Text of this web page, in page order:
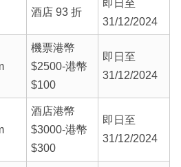
酒店 93 折
即日至
31/12/2024
機票港幣
$2500-港幣
$100
即日至
31/12/2024
酒店港幣
$3000-港幣
$300
即日至
31/12/2024